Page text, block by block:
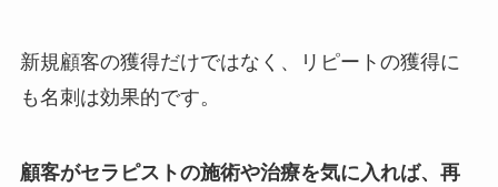
新規顧客の獲得だけではなく、リピートの獲得に
も名刺は効果的です。
顧客がセラピストの施術や治療を気に入れば、再